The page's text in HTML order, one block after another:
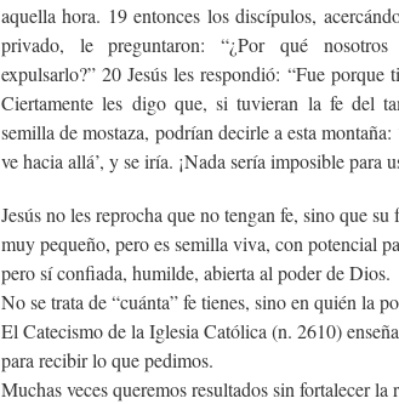
aquella hora. 19 entonces los discípulos,
privado, le preguntaron: “¿Por qué
expulsarlo?” 20 Jesús les respondió: “Fue porque
Ciertamente les digo que, si tuvieran la fe del
semilla de mostaza, podrían decirle a esta montaña:
ve hacia allá’, y se iría. ¡Nada sería imposible para
Jesús no les reprocha que no tengan fe, sino que
muy pequeño, pero es semilla viva, con potencial
pero sí confiada, humilde, abierta al poder de Dios.
No se trata de “cuánta” fe tienes, sino en quién la
El Catecismo de la Iglesia Católica (n. 2610)
para recibir lo que pedimos.
Muchas veces queremos resultados sin fortalecer